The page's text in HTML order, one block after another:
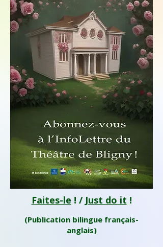
Faites-le ! / Just do it !
(Publication bilingue français-
anglais)